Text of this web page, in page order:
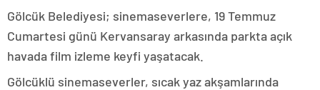
Gölcük Belediyesi; sinemaseverlere, 19 Temmuz
Cumartesi günü Kervansaray arkasında parkta açık
havada film izleme keyfi yaşatacak.
Gölcüklü sinemaseverler, sıcak yaz akşamlarında